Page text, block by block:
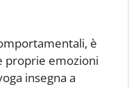
è
proprie emozioni
insegna a